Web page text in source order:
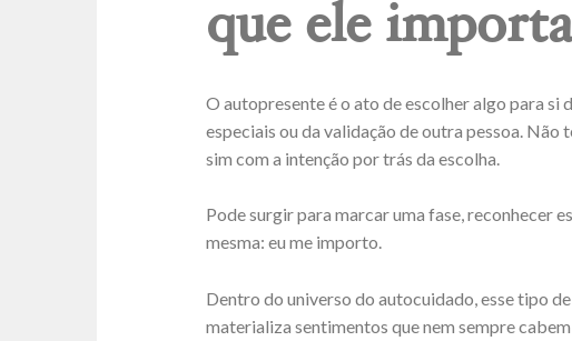
que ele importa
O autopresente é o ato de escolher algo para si
especiais ou da validação de outra pessoa. Não
sim com a intenção por trás da escolha.
Pode surgir para marcar uma fase, reconhecer
mesma: eu me importo.
Dentro do universo do autocuidado, esse tipo
materializa sentimentos que nem sempre